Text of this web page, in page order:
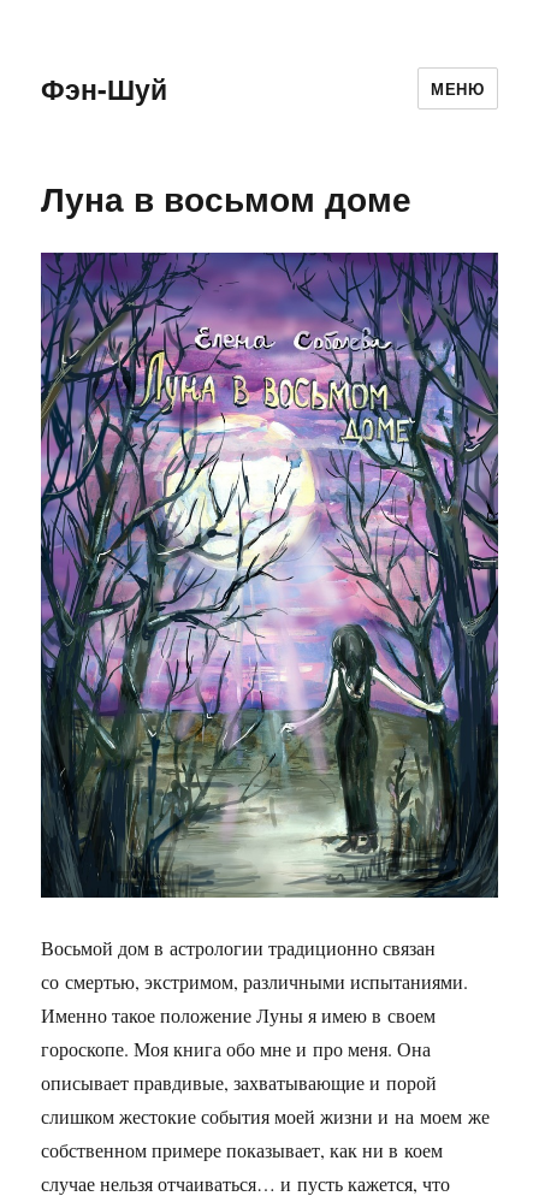
Фэн-Шуй МЕНЮ
Луна в восьмом доме
Восьмой дом в астрологии традиционно связан
со смертью, экстримом, различными испытаниями.
Именно такое положение Луны я имею в своем
гороскопе. Моя книга обо мне и про меня. Она
описывает правдивые, захватывающие и порой
слишком жестокие события моей жизни и на моем же
собственном примере показывает, как ни в коем
случае нельзя отчаиваться… и пусть кажется, что